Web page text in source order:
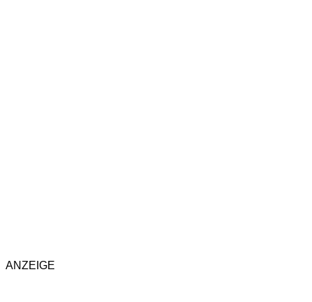
ANZEIGE